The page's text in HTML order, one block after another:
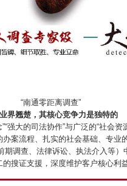
“南通零距离调查”
界翘楚，其核心竞争力是独特的
强大的司法协作”与广泛的“社会资
案流程、扎实的社会基础、专业
期调查、法律诉讼、执法介入等）
的搜证支援，深度维护客户核心利